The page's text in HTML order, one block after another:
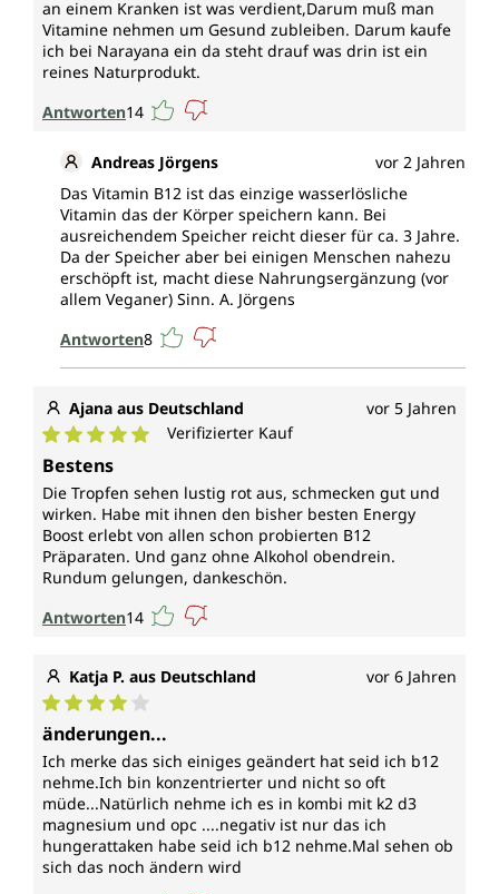
an einem Kranken ist was verdient,Darum muß man
Vitamine nehmen um Gesund zubleiben. Darum kaufe
ich bei Narayana ein da steht drauf was drin ist ein
reines Naturprodukt.
Antworten14
Andreas Jörgens
vor 2 Jahren
Das Vitamin B12 ist das einzige wasserlösliche
Vitamin das der Körper speichern kann. Bei
ausreichendem Speicher reicht dieser für ca. 3 Jahre.
Da der Speicher aber bei einigen Menschen nahezu
erschöpft ist, macht diese Nahrungsergänzung (vor
allem Veganer) Sinn. A. Jörgens
Antworten8
Ajana aus Deutschland vor 5 Jahren
Durchschnittliche Bewertung von 5 von 5 Sternen
Verifizierter Kauf
Bestens
Die Tropfen sehen lustig rot aus, schmecken gut und
wirken. Habe mit ihnen den bisher besten Energy
Boost erlebt von allen schon probierten B12
Präparaten. Und ganz ohne Alkohol obendrein.
Rundum gelungen, dankeschön.
Antworten14
Katja P. aus Deutschland vor 6 Jahren
Durchschnittliche Bewertung von 4 von 5 Sternen
änderungen...
Ich merke das sich einiges geändert hat seid ich b12
nehme.Ich bin konzentrierter und nicht so oft
müde...Natürlich nehme ich es in kombi mit k2 d3
magnesium und opc ....negativ ist nur das ich
hungerattaken habe seid ich b12 nehme.Mal sehen ob
sich das noch ändern wird